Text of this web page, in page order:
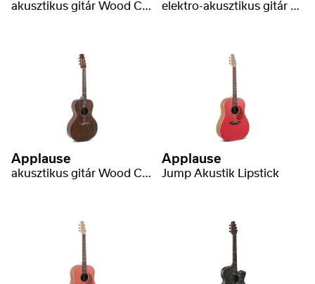
akusztikus gitár Wood Classics AAJ96-1 Jumbo 12-string elektro-akusztikus gitár Wood Classics AEJ96-1 Jumbo Cut Electro
Applause
akusztikus gitár Wood Classics AAP-96-AN OOO Vintage
Applause
Jump Akustik Lipstick